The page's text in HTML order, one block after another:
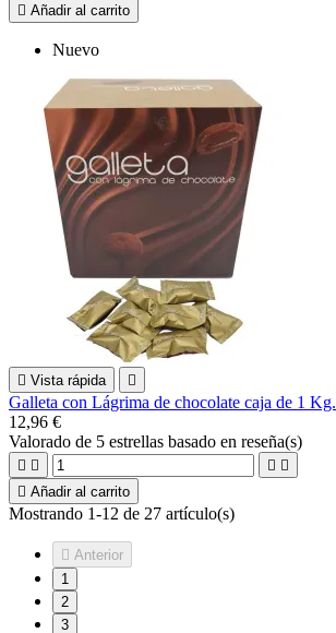
 Añadir al carrito
Nuevo
 Vista rápida 
Galleta con Lágrima de chocolate caja de 1 Kg.
12,96 €
Valorado de 5 estrellas basado en reseña(s)
   
 Añadir al carrito
Mostrando 1-12 de 27 artículo(s)
 Anterior
1
2
3